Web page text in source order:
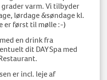
varm. Vi tilbyder
lørdage &søndage kl.
er først til mølle :-)
en drink fra
dit DAY Spa med
er incl. leje af